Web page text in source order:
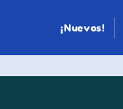
¡Nuevos!